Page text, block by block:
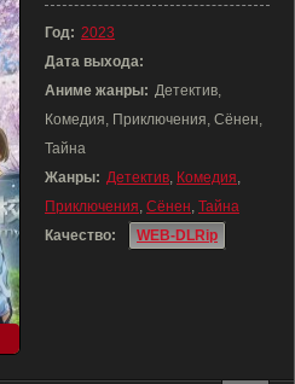
Год: 2023
Дата выхода:
Аниме жанры: Детектив,
Комедия, Приключения, Сёнен,
Тайна
Жанры: Детектив, Комедия,
Приключения, Сёнен, Тайна
Качество:
WEB-DLRip